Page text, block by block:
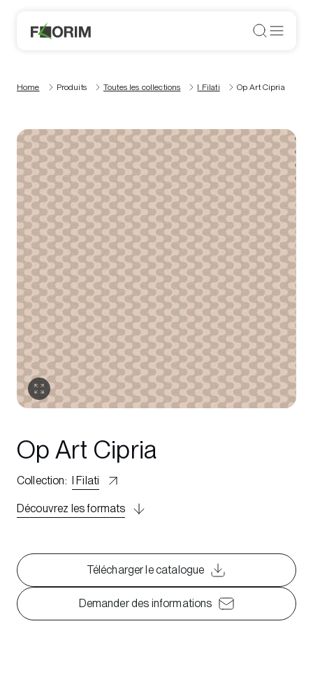
Home Produits Toutes les collections I Filati Op Art Cipria
Op Art Cipria
Collection: I Filati
Découvrez les formats
Télécharger le catalogue
Demander des informations